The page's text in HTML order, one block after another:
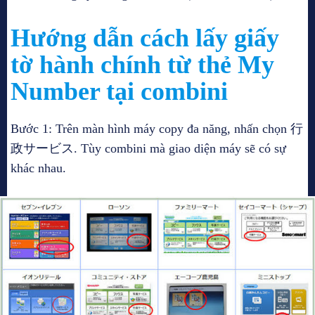
Hướng dẫn cách lấy giấy
tờ hành chính từ thẻ My
Number tại combini
Bước 1: Trên màn hình máy copy đa năng, nhấn chọn 行
政サービス. Tùy combini mà giao diện máy sẽ có sự
khác nhau.